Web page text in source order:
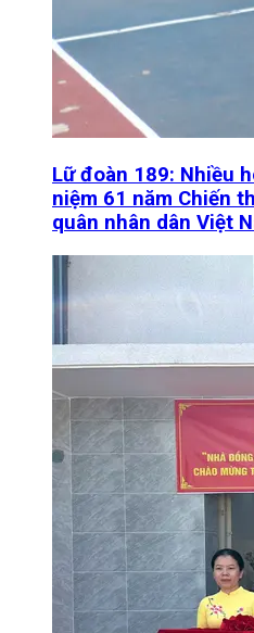
Lữ đoàn 189: Nhiều
niệm 61 năm Chiến
quân nhân dân Việt